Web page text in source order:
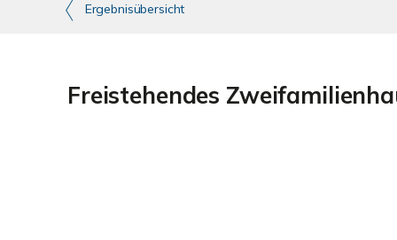
Ergebnisübersicht
Freistehendes